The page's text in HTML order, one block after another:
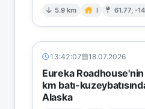
5.9 km I 61.77, -
13:42:07 18.07.2026
Eureka Roadhouse'nin
km batı-
Alaska